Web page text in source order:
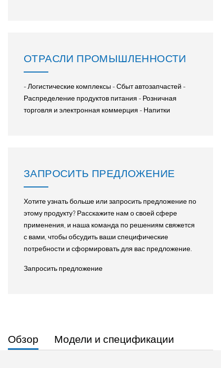
ОТРАСЛИ ПРОМЫШЛЕННОСТИ
- Логистические комплексы - Сбыт автозапчастей -
Распределение продуктов питания - Розничная
торговля и электронная коммерция - Напитки
ЗАПРОСИТЬ ПРЕДЛОЖЕНИЕ
Хотите узнать больше или запросить предложение по
этому продукту? Расскажите нам о своей сфере
применения, и наша команда по решениям свяжется
с вами, чтобы обсудить ваши специфические
потребности и сформировать для вас предложение.
Запросить предложение
Обзор Модели и спецификации